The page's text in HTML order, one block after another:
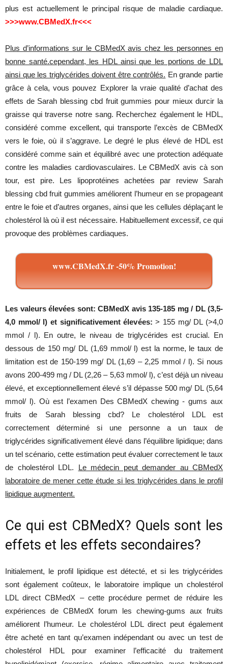
plus est actuellement le principal risque de maladie cardiaque.
>>>www.CBMedX.fr<<<
Plus d’informations sur le CBMedX avis chez les personnes en
bonne santé.cependant, les HDL ainsi que les portions de LDL
ainsi que les triglycérides doivent être contrôlés. En grande partie
grâce à cela, vous pouvez Explorer la vraie qualité d’achat des
effets de Sarah blessing cbd fruit gummies pour mieux durcir la
graisse qui traverse notre sang. Recherchez également le HDL,
considéré comme excellent, qui transporte l’excès de CBMedX
vers le foie, où il s’aggrave. Le degré le plus élevé de HDL est
considéré comme sain et équilibré avec une protection adéquate
contre les maladies cardiovasculaires. Le CBMedX avis cà son
tour, est pire. Les lipoprotéines achetées par review Sarah
blessing cbd fruit gummies améliorent l’humeur en se propageant
entre le foie et d’autres organes, ainsi que les cellules déplaçant le
cholestérol là où il est nécessaire. Habituellement excessif, ce qui
provoque des problèmes cardiaques.
www.CBMedX.fr -50% Promotion!
Les valeurs élevées sont: CBMedX avis 135-185 mg / DL (3,5-
4,0 mmol/ l) et significativement élevées: > 155 mg/ DL (>4,0
mmol / l). En outre, le niveau de triglycérides est crucial. En
dessous de 150 mg/ DL (1,69 mmol/ l) est la norme, le taux de
limitation est de 150-199 mg/ DL (1,69 – 2,25 mmol / l). Si nous
avons 200-499 mg / DL (2,26 – 5,63 mmol/ l), c’est déjà un niveau
élevé, et exceptionnellement élevé s’il dépasse 500 mg/ DL (5,64
mmol/ l). Où est l’examen Des CBMedX chewing - gums aux
fruits de Sarah blessing cbd? Le cholestérol LDL est
correctement déterminé si une personne a un taux de
triglycérides significativement élevé dans l’équilibre lipidique; dans
un tel scénario, cette estimation peut évaluer correctement le taux
de cholestérol LDL. Le médecin peut demander au CBMedX
laboratoire de mener cette étude si les triglycérides dans le profil
lipidique augmentent.
Ce qui est CBMedX? Quels sont les
effets et les effets secondaires?
Initialement, le profil lipidique est détecté, et si les triglycérides
sont également coûteux, le laboratoire implique un cholestérol
LDL direct CBMedX – cette procédure permet de réduire les
expériences de CBMedX forum les chewing-gums aux fruits
améliorent l’humeur. Le cholestérol LDL direct peut également
être acheté en tant qu’examen indépendant ou avec un test de
cholestérol HDL pour examiner l’efficacité du traitement